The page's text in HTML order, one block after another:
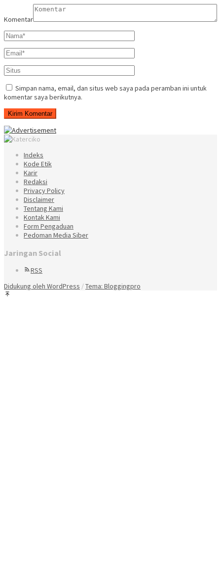
Komentar
Simpan nama, email, dan situs web saya pada peramban ini untuk
komentar saya berikutnya.
Indeks
Kode Etik
Karir
Redaksi
Privacy Policy
Disclaimer
Tentang Kami
Kontak Kami
Form Pengaduan
Pedoman Media Siber
Jaringan Social
RSS
Didukung oleh WordPress /Tema: Bloggingpro